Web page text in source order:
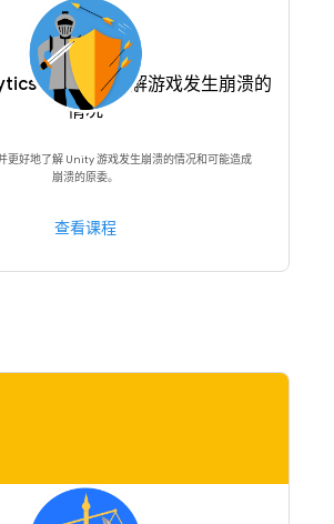
高级功能了解游戏发生崩溃的
情况
更好地了解 Unity 游戏发生崩溃的情况和可能造成
崩溃的原委。
查看课程